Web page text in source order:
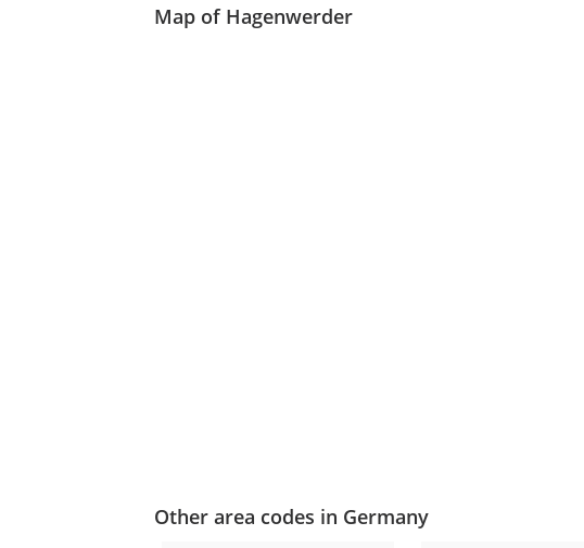
Map of Hagenwerder
Other area codes in Germany